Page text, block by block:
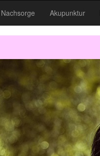
Nachsorge Akupunktur